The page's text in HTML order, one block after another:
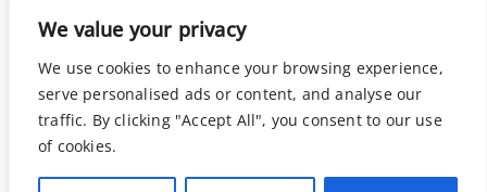
We value your privacy
We use cookies to enhance your browsing experience,
serve personalised ads or content, and analyse our
traffic. By clicking "Accept All", you consent to our use
of cookies.
Audiovisiva
Aprile 29, 2020